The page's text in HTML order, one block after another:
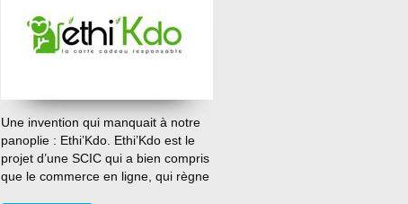
…
Une invention qui manquait à notre
panoplie : Ethi’Kdo. Ethi’Kdo est le
projet d’une SCIC qui a bien compris
que le commerce en ligne, qui règne